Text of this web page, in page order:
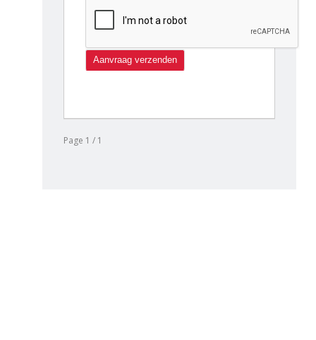
Page 1 / 1